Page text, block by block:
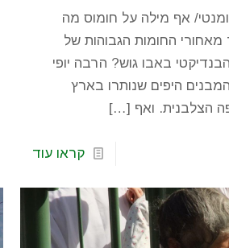
אף מילה על חומוס מה
החומות הגבוהות של
באבו גוש? הרבה יופי
היפים שנותרו בארץ
הצלבנית. ואף […]
קראו עוד